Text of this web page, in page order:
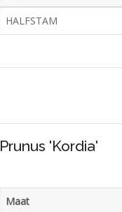
HALFSTAM
Prunus 'Kordia'
Maat